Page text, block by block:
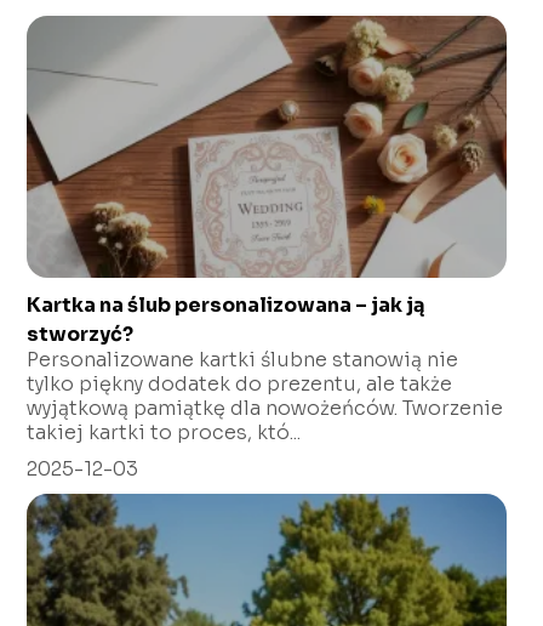
Kartka na ślub personalizowana – jak ją
stworzyć?
Personalizowane kartki ślubne stanowią nie
tylko piękny dodatek do prezentu, ale także
wyjątkową pamiątkę dla nowożeńców. Tworzenie
takiej kartki to proces, któ...
2025-12-03